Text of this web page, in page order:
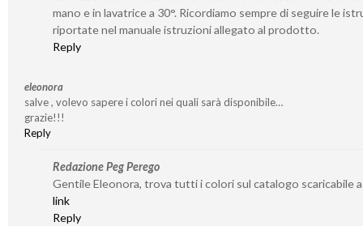
mano e in lavatrice a 30°. Ricordiamo sempre di seguire le
riportate nel manuale istruzioni allegato al prodotto.
Reply
eleonora
salve , volevo sapere i colori nei quali sarà disponibile…
grazie!!!
Reply
Redazione Peg Perego
Gentile Eleonora, trova tutti i colori sul catalogo scaricabile
link
Reply